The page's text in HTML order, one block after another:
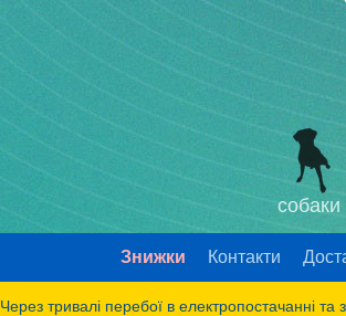
собаки
Знижки Контакти
Через тривалі перебої в електропостачанні